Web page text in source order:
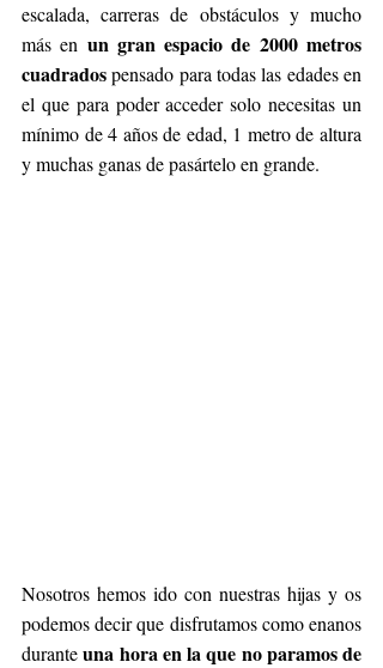
escalada, carreras de obstáculos y mucho
más en un gran espacio de 2000 metros
cuadrados pensado para todas las edades en
el que para poder acceder solo necesitas un
mínimo de 4 años de edad, 1 metro de altura
y muchas ganas de pasártelo en grande.
Nosotros hemos ido con nuestras hijas y os
podemos decir que disfrutamos como enanos
durante una hora en la que no paramos de